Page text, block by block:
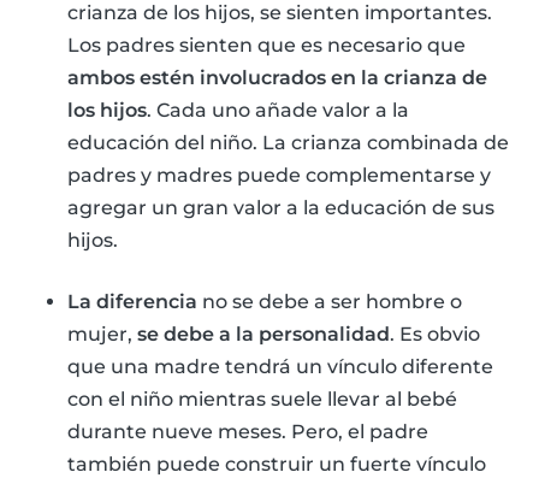
crianza de los hijos, se sienten importantes.
Los padres sienten que es necesario que
ambos estén involucrados en la crianza de
los hijos. Cada uno añade valor a la
educación del niño. La crianza combinada de
padres y madres puede complementarse y
agregar un gran valor a la educación de sus
hijos.
La diferencia no se debe a ser hombre o
mujer, se debe a la personalidad. Es obvio
que una madre tendrá un vínculo diferente
con el niño mientras suele llevar al bebé
durante nueve meses. Pero, el padre
también puede construir un fuerte vínculo